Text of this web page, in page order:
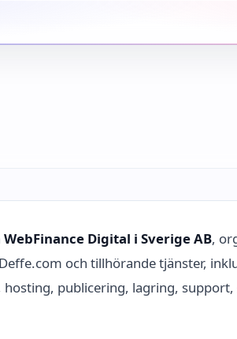
WebFinance Digital i Sverige AB,
Deffe.com och tillhörande tjänster,
publicering, lagring,